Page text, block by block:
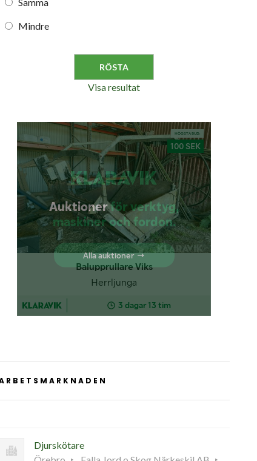
Mindre
Visa resultat
Djurskötare